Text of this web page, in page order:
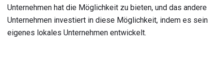
Unternehmen hat die Möglichkeit zu bieten, und das andere
Unternehmen investiert in diese Möglichkeit, indem es sein
eigenes lokales Unternehmen entwickelt.